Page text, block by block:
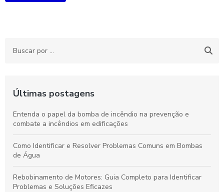
Últimas postagens
Entenda o papel da bomba de incêndio na prevenção e
combate a incêndios em edificações
Como Identificar e Resolver Problemas Comuns em Bombas
de Água
Rebobinamento de Motores: Guia Completo para Identificar
Problemas e Soluções Eficazes